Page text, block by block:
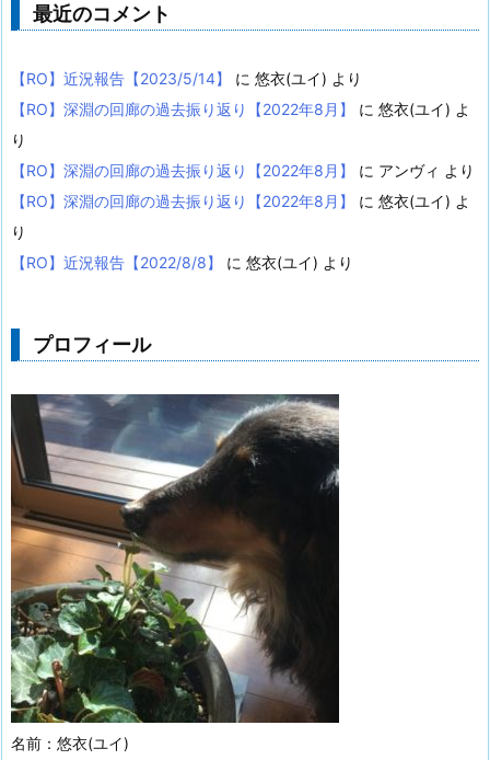
最近のコメント
【RO】近況報告【2023/5/14】 に 悠衣(ユイ) より
【RO】深淵の回廊の過去振り返り【2022年8月】
に 悠衣(ユイ) よ
り
【RO】深淵の回廊の過去振り返り【2022年8月】
に アンヴィ より
【RO】深淵の回廊の過去振り返り【2022年8月】
に 悠衣(ユイ) よ
り
【RO】近況報告【2022/8/8】
に 悠衣(ユイ) より
プロフィール
名前：悠衣(ユイ)